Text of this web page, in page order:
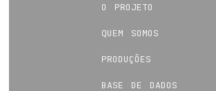
o projeto
quem somos
produções
base de dados